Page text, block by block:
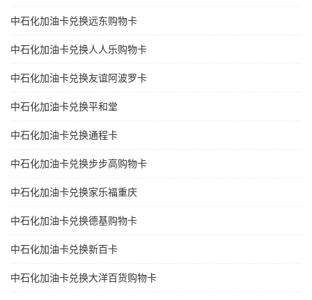
中石化加油卡兑换远东购物卡
中石化加油卡兑换人人乐购物卡
中石化加油卡兑换友谊阿波罗卡
中石化加油卡兑换平和堂
中石化加油卡兑换通程卡
中石化加油卡兑换步步高购物卡
中石化加油卡兑换家乐福重庆
中石化加油卡兑换德基购物卡
中石化加油卡兑换新百卡
中石化加油卡兑换大洋百货购物卡